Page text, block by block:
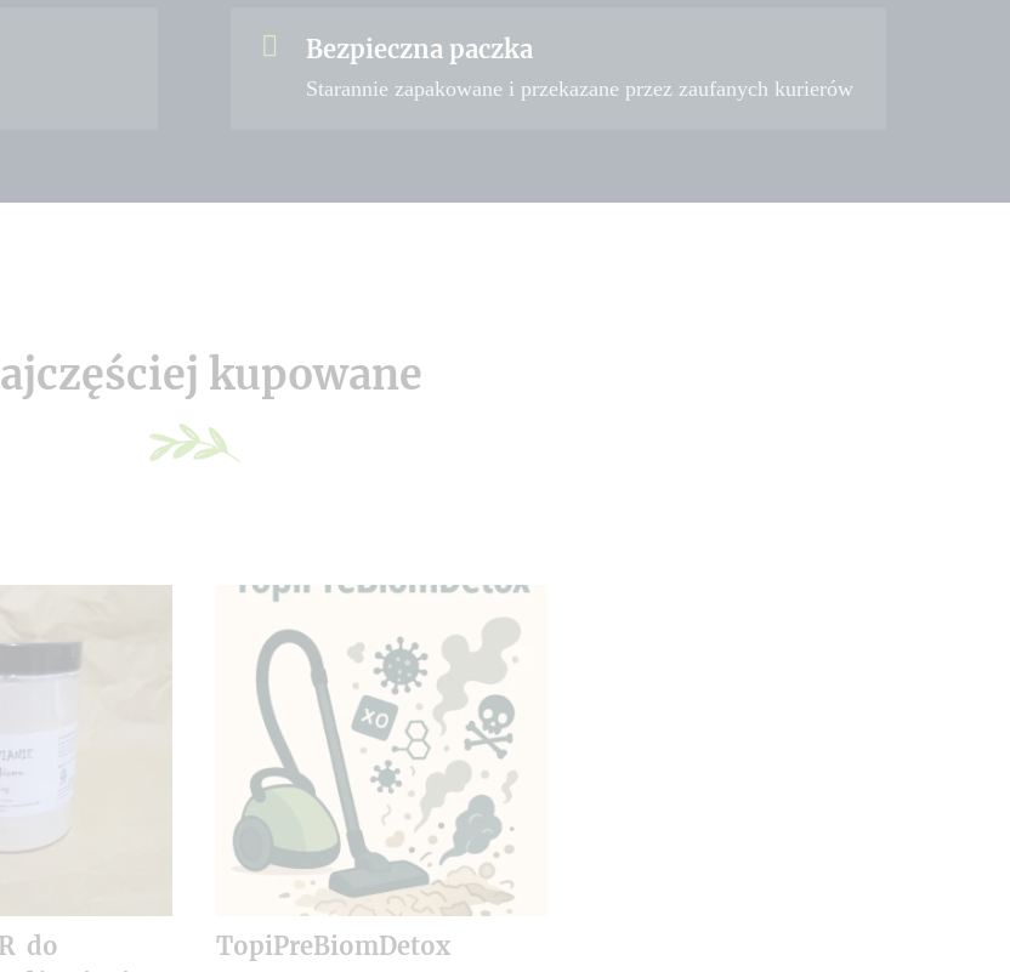
Bezpieczna paczka
Starannie zapakowane i przekazane przez zaufanych kurierów
kupowane
do
TopiPreBiomDetox